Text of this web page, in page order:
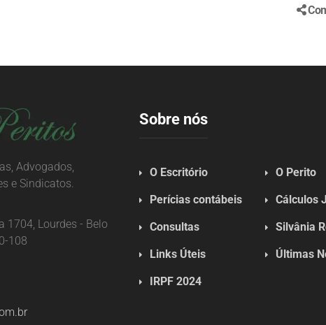
Advogados,
e Sindicatos.
1704, Lourdes - Belo
108
Sobre nós
O Escritório O Perito
Perícias contábeis Cálculos
Consultas Silvânia
Links Úteis Últimas
IRPF 2024